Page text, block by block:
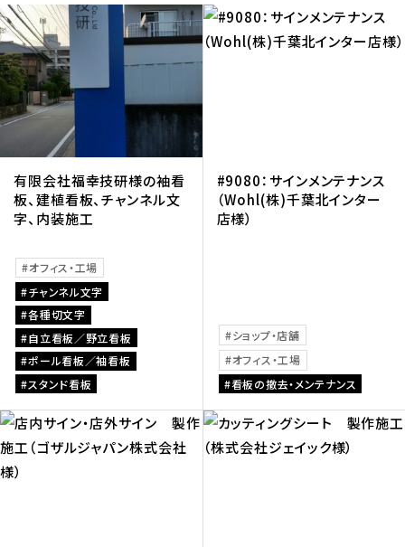
有限会社福幸技研様の袖看
板、建植看板、チャンネル文
字、内装施工
オフィス・工場
チャンネル文字
各種切文字
自立看板／野立看板
ポール看板／袖看板
スタンド看板
#9080：サインメンテナンス
（Wohl(株)千葉北インター
店様）
ショップ・店舗
オフィス・工場
看板の撤去・メンテナンス